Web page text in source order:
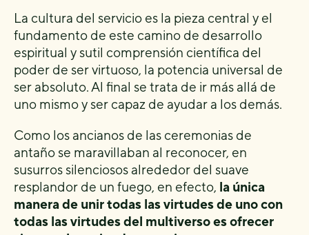
La cultura del servicio es la pieza central y el
fundamento de este camino de desarrollo
espiritual y sutil comprensión científica del
poder de ser virtuoso, la potencia universal de
ser absoluto. Al final se trata de ir más allá de
uno mismo y ser capaz de ayudar a los demás.
Como los ancianos de las ceremonias de
antaño se maravillaban al reconocer, en
susurros silenciosos alrededor del suave
resplandor de un fuego, en efecto, la única
manera de unir todas las virtudes de uno con
todas las virtudes del multiverso es ofrecer